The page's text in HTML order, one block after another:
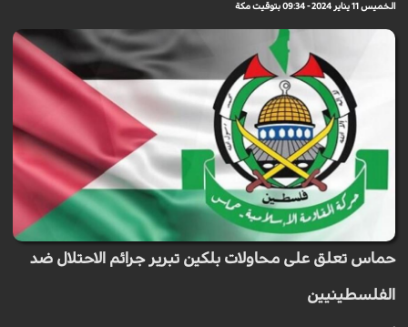
الخميس 11 يناير 2024 - 09:34 بتوقيت مكة
حماس تعلق على محاولات بلكين تبرير جرائم الاحتلال ضد
الفلسطينيين